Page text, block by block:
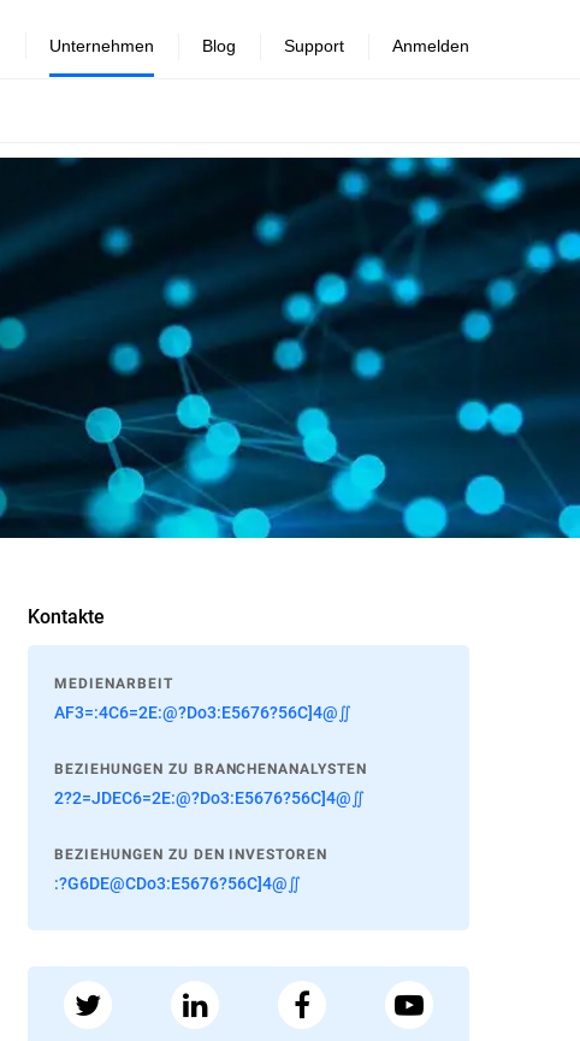
Unternehmen Blog Support Anmelden
Kontakte
MEDIENARBEIT
AF3=:4C6=2E:@?Do3:E5676?56C]4@∬
BEZIEHUNGEN ZU BRANCHENANALYSTEN
2?2=JDEC6=2E:@?Do3:E5676?56C]4@∬
BEZIEHUNGEN ZU DEN INVESTOREN
:?G6DE@CDo3:E5676?56C]4@∬